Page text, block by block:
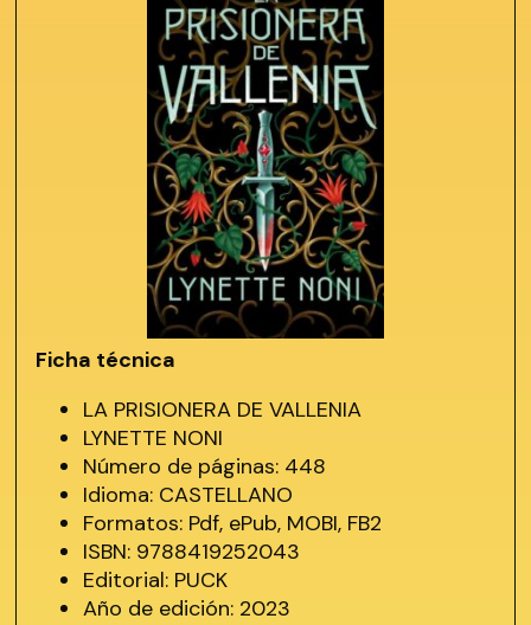
Ficha técnica
LA PRISIONERA DE VALLENIA
LYNETTE NONI
Número de páginas: 448
Idioma: CASTELLANO
Formatos: Pdf, ePub, MOBI, FB2
ISBN: 9788419252043
Editorial: PUCK
Año de edición: 2023